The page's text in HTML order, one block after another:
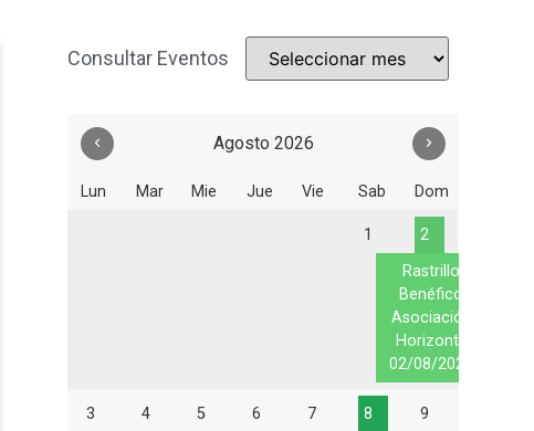
Consultar Eventos
Agosto 2026
Lun Mar Mie Jue Vie Sab Dom
1
2
Rastrillo
Benéfico
Asociación
Horizonte
02/08/2026
3 4 5 6 7 8 9